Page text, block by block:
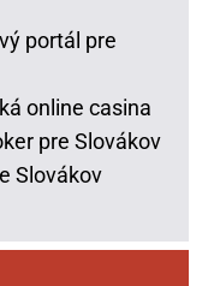
portál pre
online casina
pre Slovákov
Slovákov